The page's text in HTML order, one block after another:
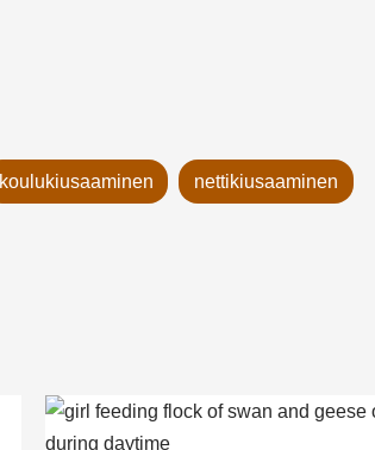
koulukiusaaminen nettikiusaaminen